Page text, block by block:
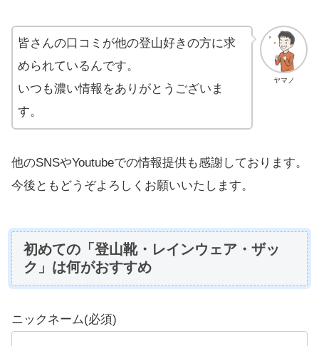
ヤマノ
皆さんの口コミが他の登山好きの方に求
められているんです。
いつも濃い情報をありがとうございま
す。
他のSNSやYoutubeでの情報提供も感謝しております。
今後ともどうぞよろしくお願いいたします。
初めての「登山靴・レインウェア・ザッ
ク」は何がおすすめ
ニックネーム(必須)